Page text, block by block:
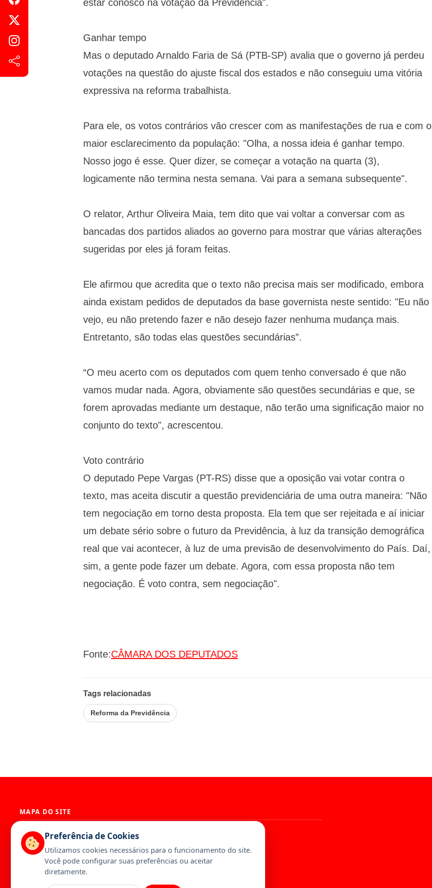
estar conosco na votação da Previdência".
Ganhar tempo
Mas o deputado Arnaldo Faria de Sá (PTB-SP) avalia que o governo já perdeu
votações na questão do ajuste fiscal dos estados e não conseguiu uma vitória
expressiva na reforma trabalhista.
Para ele, os votos contrários vão crescer com as manifestações de rua e com o
maior esclarecimento da população: "Olha, a nossa ideia é ganhar tempo.
Nosso jogo é esse. Quer dizer, se começar a votação na quarta (3),
logicamente não termina nesta semana. Vai para a semana subsequente".
O relator, Arthur Oliveira Maia, tem dito que vai voltar a conversar com as
bancadas dos partidos aliados ao governo para mostrar que várias alterações
sugeridas por eles já foram feitas.
Ele afirmou que acredita que o texto não precisa mais ser modificado, embora
ainda existam pedidos de deputados da base governista neste sentido: "Eu não
vejo, eu não pretendo fazer e não desejo fazer nenhuma mudança mais.
Entretanto, são todas elas questões secundárias”.
“O meu acerto com os deputados com quem tenho conversado é que não
vamos mudar nada. Agora, obviamente são questões secundárias e que, se
forem aprovadas mediante um destaque, não terão uma significação maior no
conjunto do texto", acrescentou.
Voto contrário
O deputado Pepe Vargas (PT-RS) disse que a oposição vai votar contra o
texto, mas aceita discutir a questão previdenciária de uma outra maneira: "Não
tem negociação em torno desta proposta. Ela tem que ser rejeitada e aí iniciar
um debate sério sobre o futuro da Previdência, à luz da transição demográfica
real que vai acontecer, à luz de uma previsão de desenvolvimento do País. Daí,
sim, a gente pode fazer um debate. Agora, com essa proposta não tem
negociação. É voto contra, sem negociação".
Fonte:CÂMARA DOS DEPUTADOS
Tags relacionadas
Reforma da Previdência
MAPA DO SITE
História
Diretoria
Estatuto
Preferência de Cookies
Utilizamos cookies necessários para o funcionamento do site.
Você pode configurar suas preferências ou aceitar
diretamente.